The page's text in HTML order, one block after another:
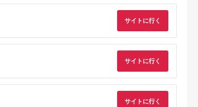
「むぎのいえ」ギフト
券 K189-006
5.0
京都祇園店・四条店
烏丸店 お食事券
(3,000円分)［ 京都
ぐ料理 フグ 四条 げ
ぴん 割引 チケット
フト 人気 おすすめ
ルメ 食事 ランチ デ
ナー ふるさと納税 ］
261009_B-RN01
サイトに行く
サイトに行く
サイトに行く